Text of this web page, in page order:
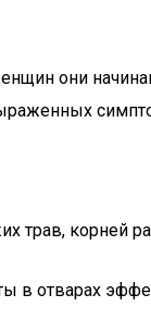
они
трав, корней
в отварах